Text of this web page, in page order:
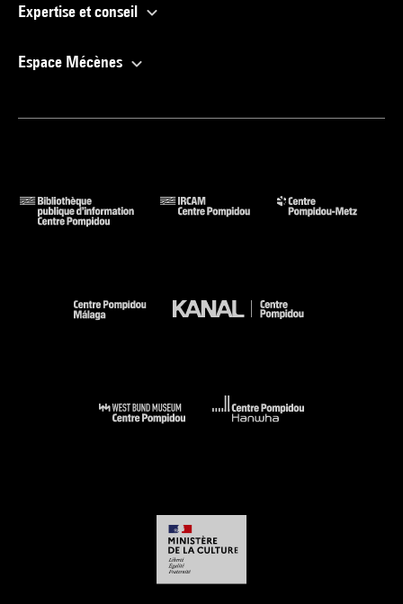
Expertise et conseil
Espace Mécènes